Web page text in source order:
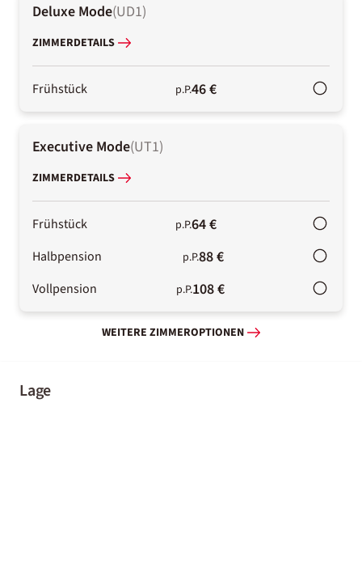
Deluxe Mode(UD1)
ZIMMERDETAILS
Frühstück p.P.46 €
Executive Mode(UT1)
ZIMMERDETAILS
Frühstück p.P.64 €
Halbpension p.P.88 €
Vollpension p.P.108 €
WEITERE ZIMMEROPTIONEN
Lage